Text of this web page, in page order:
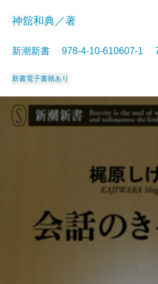
神舘和典／著
新潮新書 978-4-10-610607-1
新書電子書籍あり